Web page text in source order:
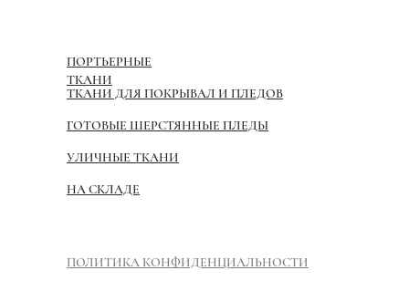
ПОЛИТИКА КОНФИДЕНЦИАЛЬНОСТИ
ПОРТЬЕРНЫЕ
ТКАНИ
ТКАНИ ДЛЯ ПОКРЫВАЛ И ПЛЕДОВ
ГОТОВЫЕ ШЕРСТЯННЫЕ ПЛЕДЫ
УЛИЧНЫЕ ТКАНИ
НА СКЛАДЕ